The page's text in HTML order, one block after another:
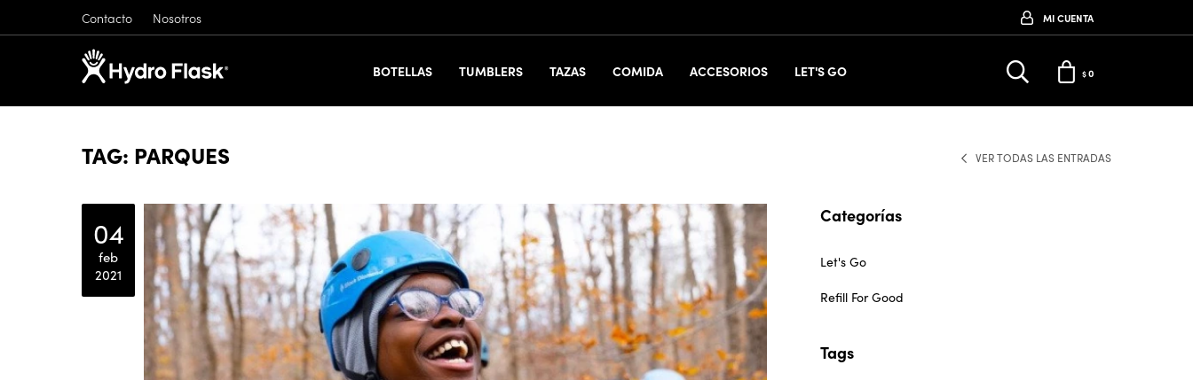
BOTELLAS TUMBLERS TAZAS COMIDA ACCESORIOS LET'S GO $0
Contacto Nosotros
TAG: PARQUES VER TODAS LAS ENTRADAS
04
feb
2021
Categorías
Let's Go
Refill For Good
Tags